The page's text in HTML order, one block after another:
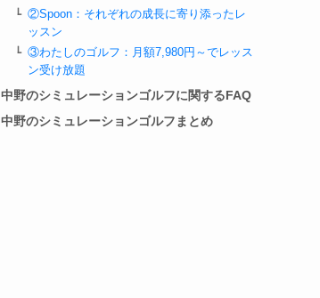
②Spoon：それぞれの成長に寄り添ったレ
ッスン
③わたしのゴルフ：月額7,980円～でレッス
ン受け放題
中野のシミュレーションゴルフに関するFAQ
中野のシミュレーションゴルフまとめ